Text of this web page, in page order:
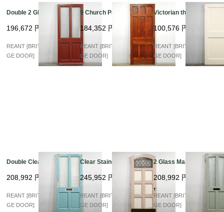
Double 2 Glass
196,672 円
REANT [BRITISH VINTA
GE DOOR]
9 Church Panel
184,352 円
REANT [BRITISH VINTA
GE DOOR]
Victorian thick Panel
100,576 円
REANT [BRITISH VINTA
GE DOOR]
Double Clear Glass
208,992 円
REANT [BRITISH VINTA
GE DOOR]
Clear Stained arch
245,952 円
REANT [BRITISH VINTA
GE DOOR]
2 Glass Mahogany
208,992 円
REANT [BRITISH VINTA
GE DOOR]